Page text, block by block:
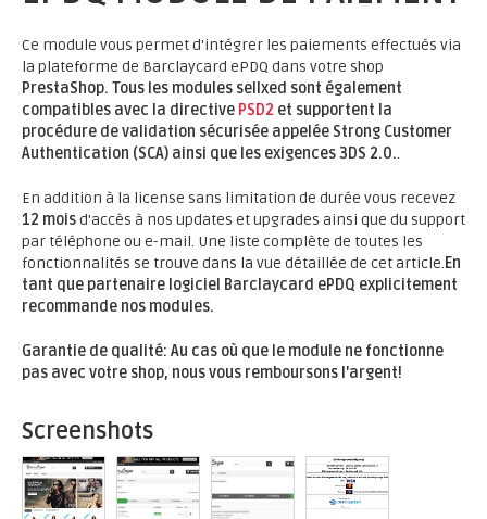
Ce module vous permet d'intégrer les paiements effectués via
la plateforme de Barclaycard ePDQ dans votre shop
PrestaShop. Tous les modules sellxed sont également
compatibles avec la directive PSD2 et supportent la
procédure de validation sécurisée appelée Strong Customer
Authentication (SCA) ainsi que les exigences 3DS 2.0..
En addition à la license sans limitation de durée vous recevez
12 moisd'accès à nos updates et upgrades ainsi que du support
par téléphone ou e-mail. Une liste complète de toutes les
fonctionnalités se trouve dans la vue détaillée de cet article.En
tant que partenaire logiciel Barclaycard ePDQ explicitement
recommande nos modules.
Garantie de qualité: Au cas où que le module ne fonctionne
pas avec votre shop, nous vous remboursons l'argent!
Screenshots